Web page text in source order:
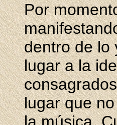
Por
dentro de lo
lugar a la
lugar que